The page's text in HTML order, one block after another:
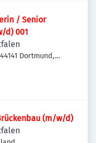
/ Senior
d) 001
Dortmund,
(m/w/d)